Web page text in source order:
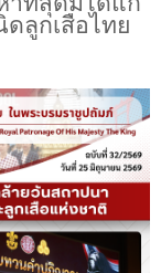
ดลูกเสือไทย